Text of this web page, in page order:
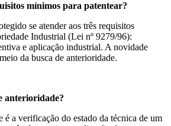
mínimos para patentear?
se atender aos três requisitos
Industrial (Lei nº 9279/96):
e aplicação industrial. A novidade
da busca de anterioridade.
anterioridade?
é a verificação do estado da técnica de um